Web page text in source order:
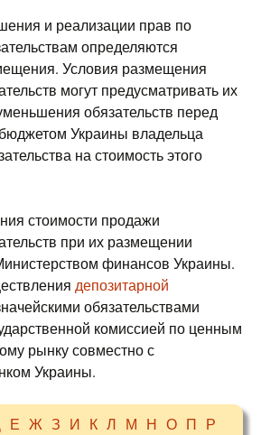
и реализации прав по
определяются
Условия размещения
могут предусматривать их
обязательств перед
Украины владельца
на стоимость этого
стоимости продажи
при их размещении
финансов Украины.
депозитарной
обязательствами
комиссией по ценным
рынку совместно с
Украины.
Е Ж З И К Л М Н О П Р